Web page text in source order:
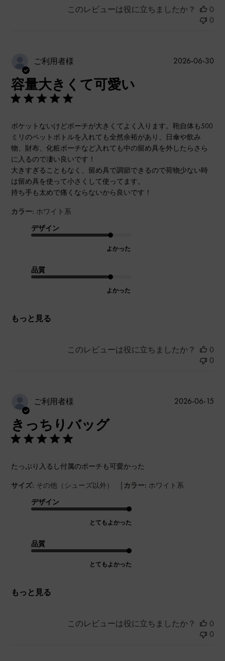
このレビューは役に立ちましたか？
0
0
ご利用者様
容量大きくて可愛い
ポケットないけどポーチが大きくてよく入ります。鞄自体も500
ミリのペットボトルを入れても全然余裕があり、日傘や飲み
物、財布、化粧ポーチなど入れても中の留め具を外したらさら
に入るので凄い良いです！
大きすぎることもなく、留め具で調節できるので荷物少ない時
は留め具を使って小さくして使ってます。
持ち手も太めで痛くならないから良いです！
カラー: ホワイト系
デザイン
よかった
品質
よかった
もっと見る
公
2026-06-30
このレビューは役に立ちましたか？
0
0
ご利用者様
きっちりバッグ
たっぷり入るし付属のポーチも可愛かった
サイズ: その他（シューズ以外） | カラー: ホワイト系
デザイン
とてもよかった
品質
とてもよかった
もっと見る
公
2026-06-15
このレビューは役に立ちましたか？
0
0